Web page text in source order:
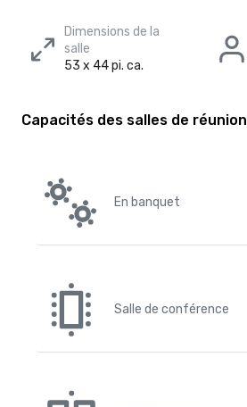
Dimensions de la
salle
53 x 44 pi. ca.
Capacités des salles de réunion
En banquet
Salle de conférence